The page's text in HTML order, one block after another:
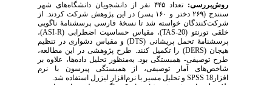
روش‌بررسی:
تعداد ۴۴۵ نفر از دانشجویان دانشگاه‌های شهر
سنندج (۲۶۹ دختر و ۱۶۰ پسر) در این پژوهش شرکت کردند. از
شرکت‌کنندگان خواسته شد تا نسخهٔ فارسی پرسشنامهٔ ناگویی
خلقی تورنتو ( TAS-20)، مقیاس حساسیت اضطرابی (ASI-R)،
پرسشنامهٔ تحمل پریشانی (DTS) و مقیاس دشواری در تنظیم
هیجان (DERS) را تکمیل کنند. طرح پژوهشی در این مطالعه،
طرح توصیفی- همبستگی بود. به‌منظور تحلیل داده‌ها، علاوه بر
شاخص‌های آمار توصیفی، از همبستگی پیرسون با نرم
افزار SPSS 18و تحلیل مسیر با نرم‌افزار لیزرل استفاده شد.